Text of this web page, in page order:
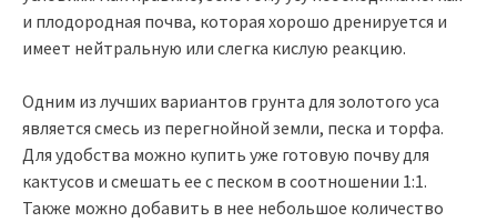
и плодородная почва, которая хорошо дренируется и
имеет нейтральную или слегка кислую реакцию.
Одним из лучших вариантов грунта для золотого уса
является смесь из перегнойной земли, песка и торфа.
Для удобства можно купить уже готовую почву для
кактусов и смешать ее с песком в соотношении 1:1.
Также можно добавить в нее небольшое количество